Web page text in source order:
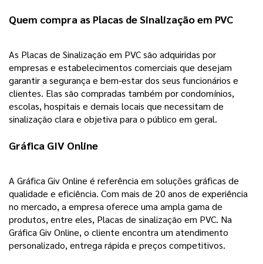
Quem compra as Placas de Sinalização em PVC
As Placas de Sinalização em PVC são adquiridas por
empresas e estabelecimentos comerciais que desejam
garantir a segurança e bem-estar dos seus funcionários e
clientes. Elas são compradas também por condomínios,
escolas, hospitais e demais locais que necessitam de
sinalização clara e objetiva para o público em geral.
Gráfica GIV Online
A Gráfica Giv Online é referência em soluções gráficas de
qualidade e eficiência. Com mais de 20 anos de experiência
no mercado, a empresa oferece uma ampla gama de
produtos, entre eles, Placas de sinalização em PVC. Na
Gráfica Giv Online, o cliente encontra um atendimento
personalizado, entrega rápida e preços competitivos.